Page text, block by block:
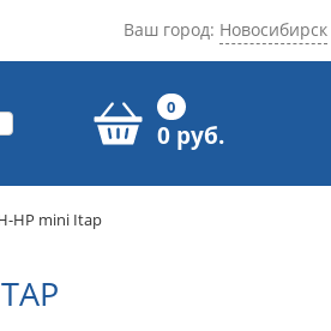
Ваш город: Новосибирск
0
0 руб.
НР mini Itap